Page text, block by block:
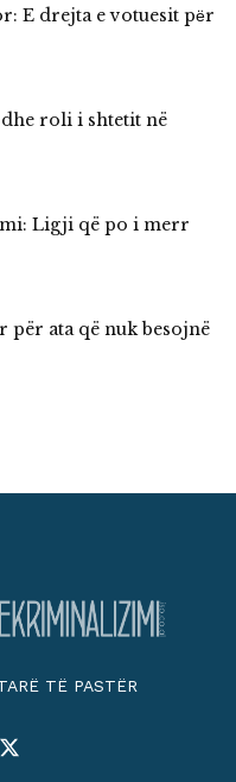
E drejta e votuesit pёr
dhe roli i shtetit në
Ligji që po i merr
ata që nuk besojnë
TË PASTËR